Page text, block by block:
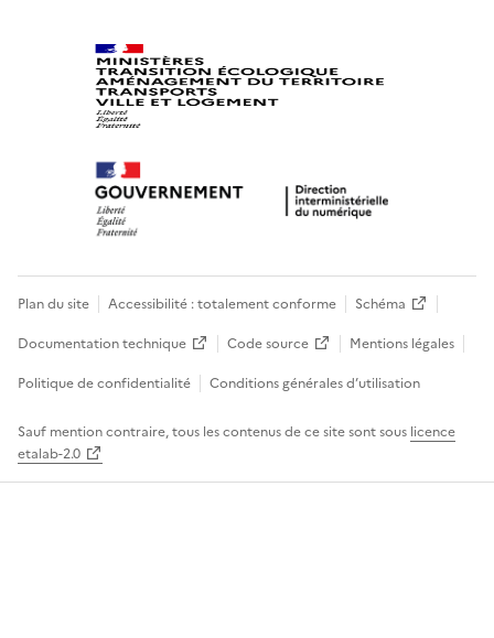
Plan du site Accessibilité : totalement conforme
Schéma
Documentation technique
Code source
Mentions légales
Politique de confidentialité
Conditions générales d’utilisation
Sauf mention contraire, tous les contenus de ce site sont sous licence
etalab-2.0